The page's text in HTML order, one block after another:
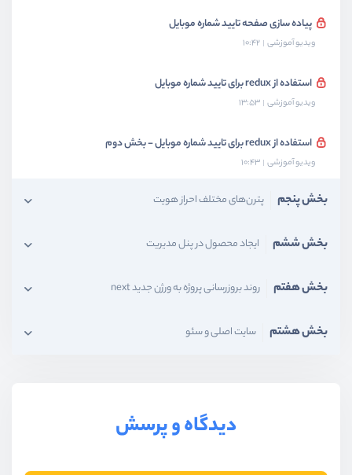
پیاده سازی صفحه تایید شماره موبایل
ویدیو آموزشی 10:42
استفاده از redux برای تایید شماره موبایل
ویدیو آموزشی 13:53
استفاده از redux برای تایید شماره موبایل - بخش دوم
ویدیو آموزشی 10:43
بخش پنجم پترن‌های مختلف احراز هویت
بخش ششم ایجاد محصول در پنل مدیریت
بخش هفتم روند بروزرسانی پروژه به ورژن جدید next
بخش هشتم سایت اصلی و سئو
دیدگاه و پرسش